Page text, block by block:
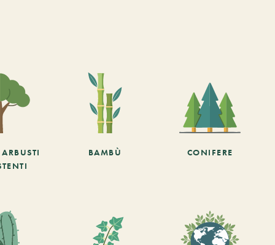
BAMBÙ CONIFERE